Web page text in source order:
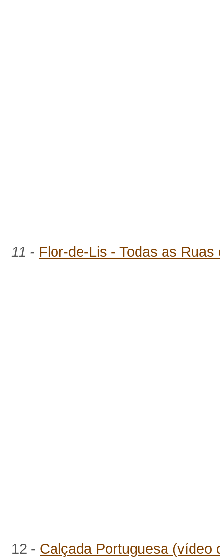
11 - Flor-de-Lis - Todas as Ruas
12 - Calçada Portuguesa (vídeo